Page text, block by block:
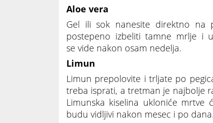
Aloe vera
Gel ili sok nanesite direktno na
postepeno izbeliti tamne mrlje i
se vide nakon osam nedelja.
Limun
Limun prepolovite i trljate po
treba isprati, a tretman je najbolje
Limunska kiselina ukloniće
budu vidljivi nakon mesec i po dana.